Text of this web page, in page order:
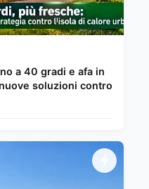
a 40 gradi e afa in
soluzioni contro